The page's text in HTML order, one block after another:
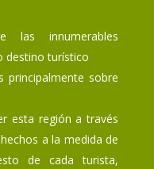
las innumerables
destino turístico
principalmente sobre
esta región a través
a la medida de
de cada turista,